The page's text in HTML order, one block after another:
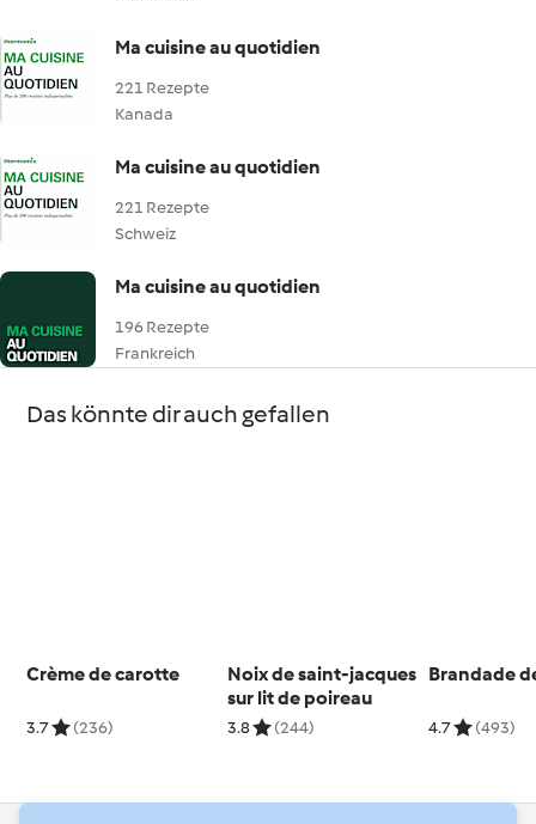
Ma cuisine au quotidien
221 Rezepte
Kanada
Ma cuisine au quotidien
221 Rezepte
Schweiz
Ma cuisine au quotidien
196 Rezepte
Frankreich
Das könnte dir auch gefallen
Crème de carotte
3.7 (236)
Noix de saint-jacques
sur lit de poireau
3.8 (244)
Brandade
4.7 (493)